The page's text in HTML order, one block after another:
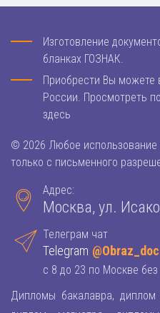
Изготовление
бланках ГОЗНАК.
Приобрести Вы можете
России. Просмотреть
здесь
© 2026 Любое использование
только с письменного
Адрес:
Москва, ул.
Телеграм чат
Telegram
с 8 до 23 по Москве
Дипломы бакалавра, диплом